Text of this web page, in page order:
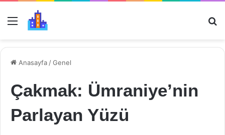
Menü
Anasayfa /Genel
Çakmak: Ümraniye’nin
Parlayan Yüzü